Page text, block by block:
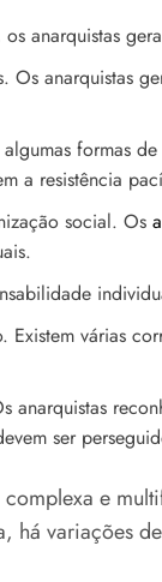
anarquistas
anarquistas
formas
a resistência
social. Os
várias
ser
e
variações